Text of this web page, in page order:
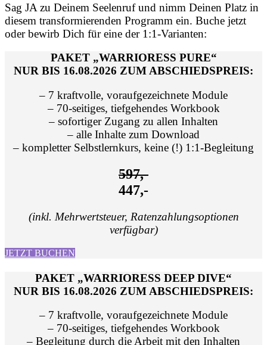
Sag JA zu Deinem Seelenruf und nimm Deinen Platz in
diesem transformierenden Programm ein. Buche jetzt
oder bewirb Dich für eine der 1:1-Varianten:
PAKET „WARRIORESS PURE“
NUR BIS 16.08.2026 ZUM ABSCHIEDSPREIS:
– 7 kraftvolle, voraufgezeichnete Module
– 70-seitiges, tiefgehendes Workbook
– sofortiger Zugang zu allen Inhalten
– alle Inhalte zum Download
– kompletter Selbstlernkurs, keine (!) 1:1-Begleitung
597,-
447,-
(inkl. Mehrwertsteuer, Ratenzahlungsoptionen
verfügbar)
JETZT BUCHEN
PAKET „WARRIORESS DEEP DIVE“
NUR BIS 16.08.2026 ZUM ABSCHIEDSPREIS:
– 7 kraftvolle, voraufgezeichnete Module
– 70-seitiges, tiefgehendes Workbook
– Begleitung durch die Arbeit mit den Inhalten